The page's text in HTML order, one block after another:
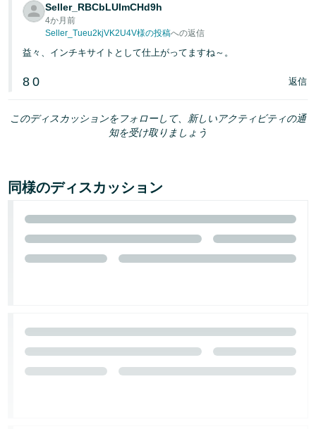
Seller_RBCbLUImCHd9h
4か月前
Seller_Tueu2kjVK2U4V様の投稿への返信
益々、インチキサイトとして仕上がってますね～。
8 0 返信
このディスカッションをフォローして、新しいアクティビティの通
知を受け取りましょう
同様のディスカッション